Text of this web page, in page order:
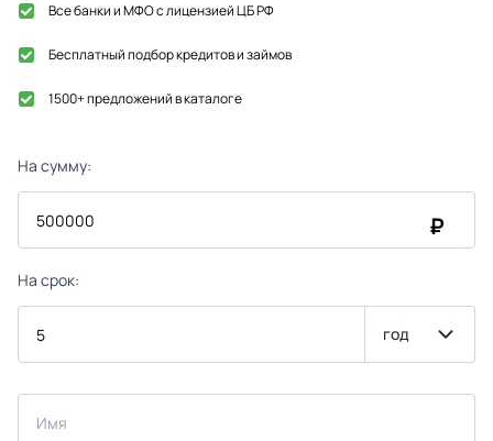
Все банки и МФО с лицензией ЦБ РФ
Бесплатный подбор кредитов и займов
1500+ предложений в каталоге
На сумму:
₽
На срок:
год